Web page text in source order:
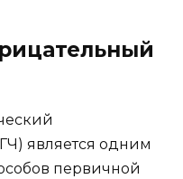
является одним
первичной